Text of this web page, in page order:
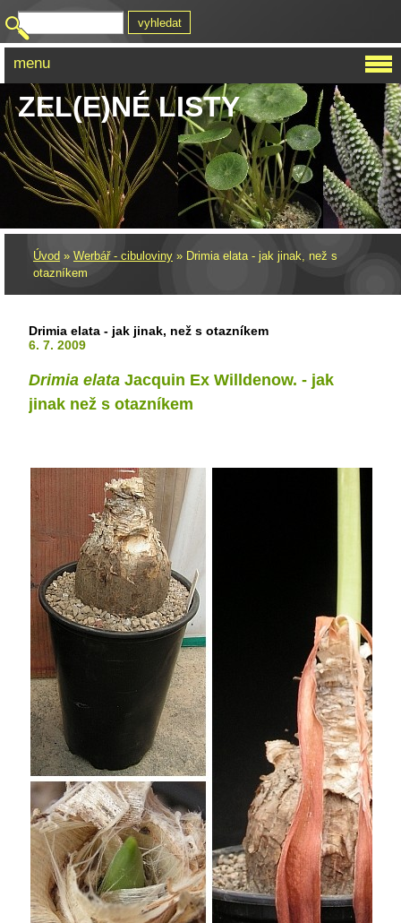
ZEL(E)NÉ LISTY
Úvod » Werbář - cibuloviny » Drimia elata - jak jinak, než s
otazníkem
Drimia elata - jak jinak, než s otazníkem
6. 7. 2009
Drimia elata Jacquin Ex Willdenow. - jak
jinak než s otazníkem
menu